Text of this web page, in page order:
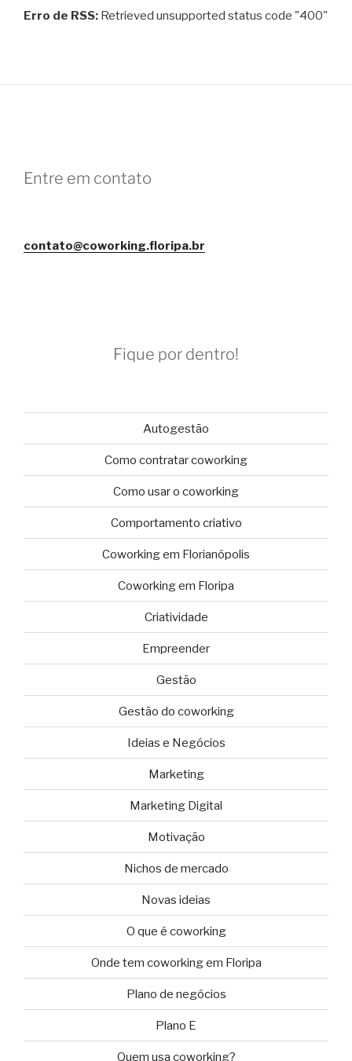
Erro de RSS: Retrieved unsupported status code "400"
Entre em contato
contato@coworking.floripa.br
Fique por dentro!
Autogestão
Como contratar coworking
Como usar o coworking
Comportamento criativo
Coworking em Florianópolis
Coworking em Floripa
Criatividade
Empreender
Gestão
Gestão do coworking
Ideias e Negócios
Marketing
Marketing Digital
Motivação
Nichos de mercado
Novas ideias
O que é coworking
Onde tem coworking em Floripa
Plano de negócios
Plano E
Quem usa coworking?